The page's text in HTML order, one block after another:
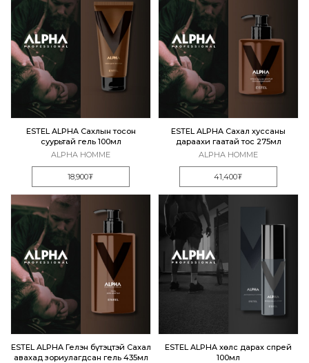
ALPHA HOMME
ESTEL ALPHA Сахлын тосон
суурьтай гель 100мл
18,900₮
ALPHA HOMME
ESTEL ALPHA Сахал хуссаны
дараахи гаатай тос 275мл
41,400₮
ESTEL ALPHA Гелэн бүтэцтэй Сахал
авахад зориулагдсан гель 435мл
ESTEL ALPHA хөлс дарах спрей
100мл